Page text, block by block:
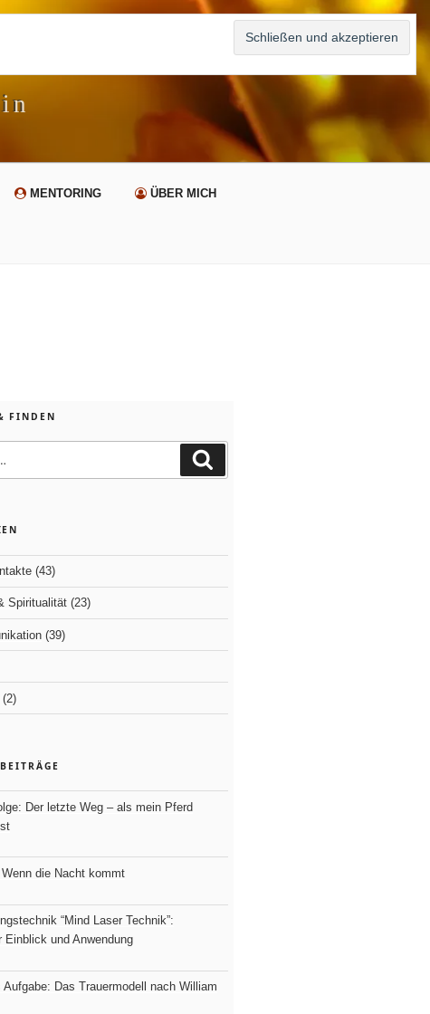
MENTORING ÜBER MICH
FINDEN
(43)
Spiritualität (23)
(39)
(2)
Der letzte Weg – als mein Pferd
die Nacht kommt
“Mind Laser Technik”:
Einblick und Anwendung
Aufgabe: Das Trauermodell nach William